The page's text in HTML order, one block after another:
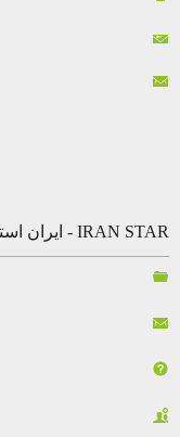
IRAN STAR - ایران استار